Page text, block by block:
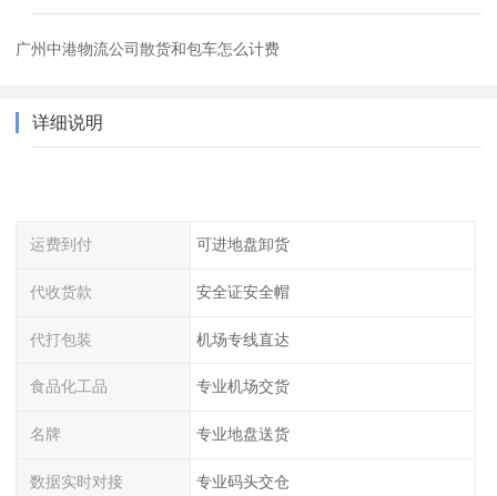
广州中港物流公司散货和包车怎么计费
详细说明
运费到付 可进地盘卸货
代收货款 安全证安全帽
代打包装 机场专线直达
食品化工品 专业机场交货
名牌 专业地盘送货
数据实时对接 专业码头交仓